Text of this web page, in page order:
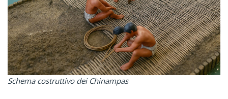
Schema costruttivo dei Chinampas